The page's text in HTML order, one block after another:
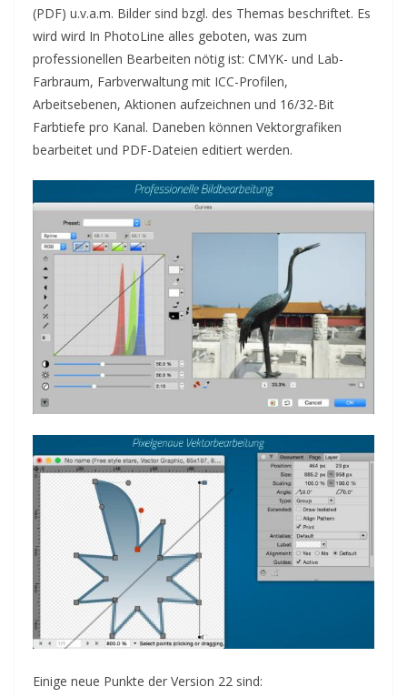
(PDF) u.v.a.m. Bilder sind bzgl. des Themas beschriftet. Es
wird wird In PhotoLine alles geboten, was zum
professionellen Bearbeiten nötig ist: CMYK- und Lab-
Farbraum, Farbverwaltung mit ICC-Profilen,
Arbeitsebenen, Aktionen aufzeichnen und 16/32-Bit
Farbtiefe pro Kanal. Daneben können Vektorgrafiken
bearbeitet und PDF-Dateien editiert werden.
Einige neue Punkte der Version 22 sind: